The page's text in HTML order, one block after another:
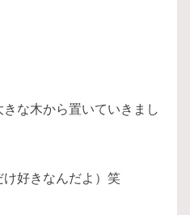
な木から置いていきまし
好きなんだよ）笑